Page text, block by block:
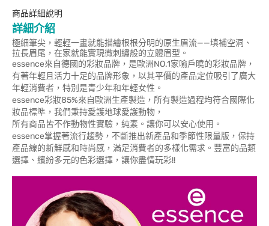
商品詳細說明
詳細介紹
極細筆尖，輕輕一畫就能描繪根根分明的原生眉流——填補空洞、
拉長眉尾，在家就能實現微刺繡般的立體眉型。
essence來自德國的彩妝品牌，是歐洲NO.1家喻戶曉的彩妝品牌，
有著年輕且活力十足的品牌形象，以其平價的產品定位吸引了廣大
年輕消費者，特別是青少年和年輕女性。
essence彩妝85%來自歐洲生產製造，所有製造過程均符合國際化
妝品標準，我們秉持愛護地球愛護動物，
所有商品皆不作動物性實驗，純素。讓你可以安心使用。
essence掌握著流行趨勢，不斷推出新產品和季節性限量版，保持
產品線的新鮮感和時尚感，滿足消費者的多樣化需求。豐富的品類
選擇、繽紛多元的色彩選擇，讓你盡情玩彩!!